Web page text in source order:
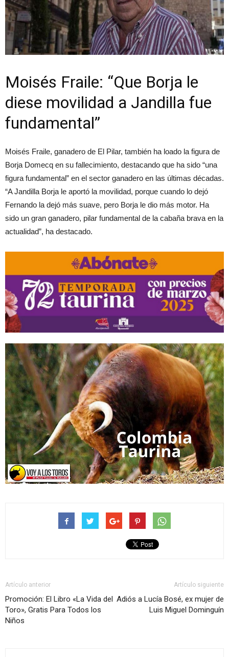
Moisés Fraile: “Que Borja le
diese movilidad a Jandilla fue
fundamental”
Moisés Fraile, ganadero de El Pilar, también ha loado la figura de
Borja Domecq en su fallecimiento, destacando que ha sido “una
figura fundamental” en el sector ganadero en las últimas décadas.
“A Jandilla Borja le aportó la movilidad, porque cuando lo dejó
Fernando la dejó más suave, pero Borja le dio más motor. Ha
sido un gran ganadero, pilar fundamental de la cabaña brava en la
actualidad”, ha destacado.
Artículo anterior
Promoción: El Libro «La Vida del
Toro», Gratis Para Todos los
Niños
Artículo siguiente
Adiós a Lucía Bosé, ex mujer de
Luis Miguel Dominguín